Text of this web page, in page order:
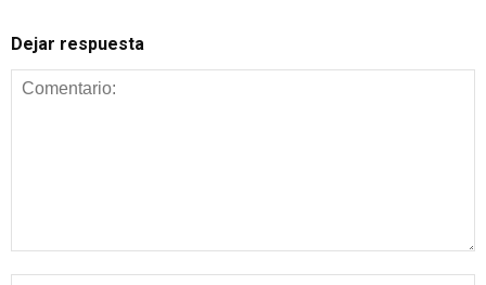
Dejar respuesta